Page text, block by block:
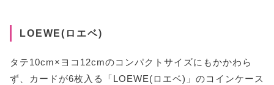
LOEWE(ロエベ)
タテ10cm×ヨコ12cmのコンパクトサイズにもかかわら
ず、カードが6枚入る「LOEWE(ロエベ)」のコインケース